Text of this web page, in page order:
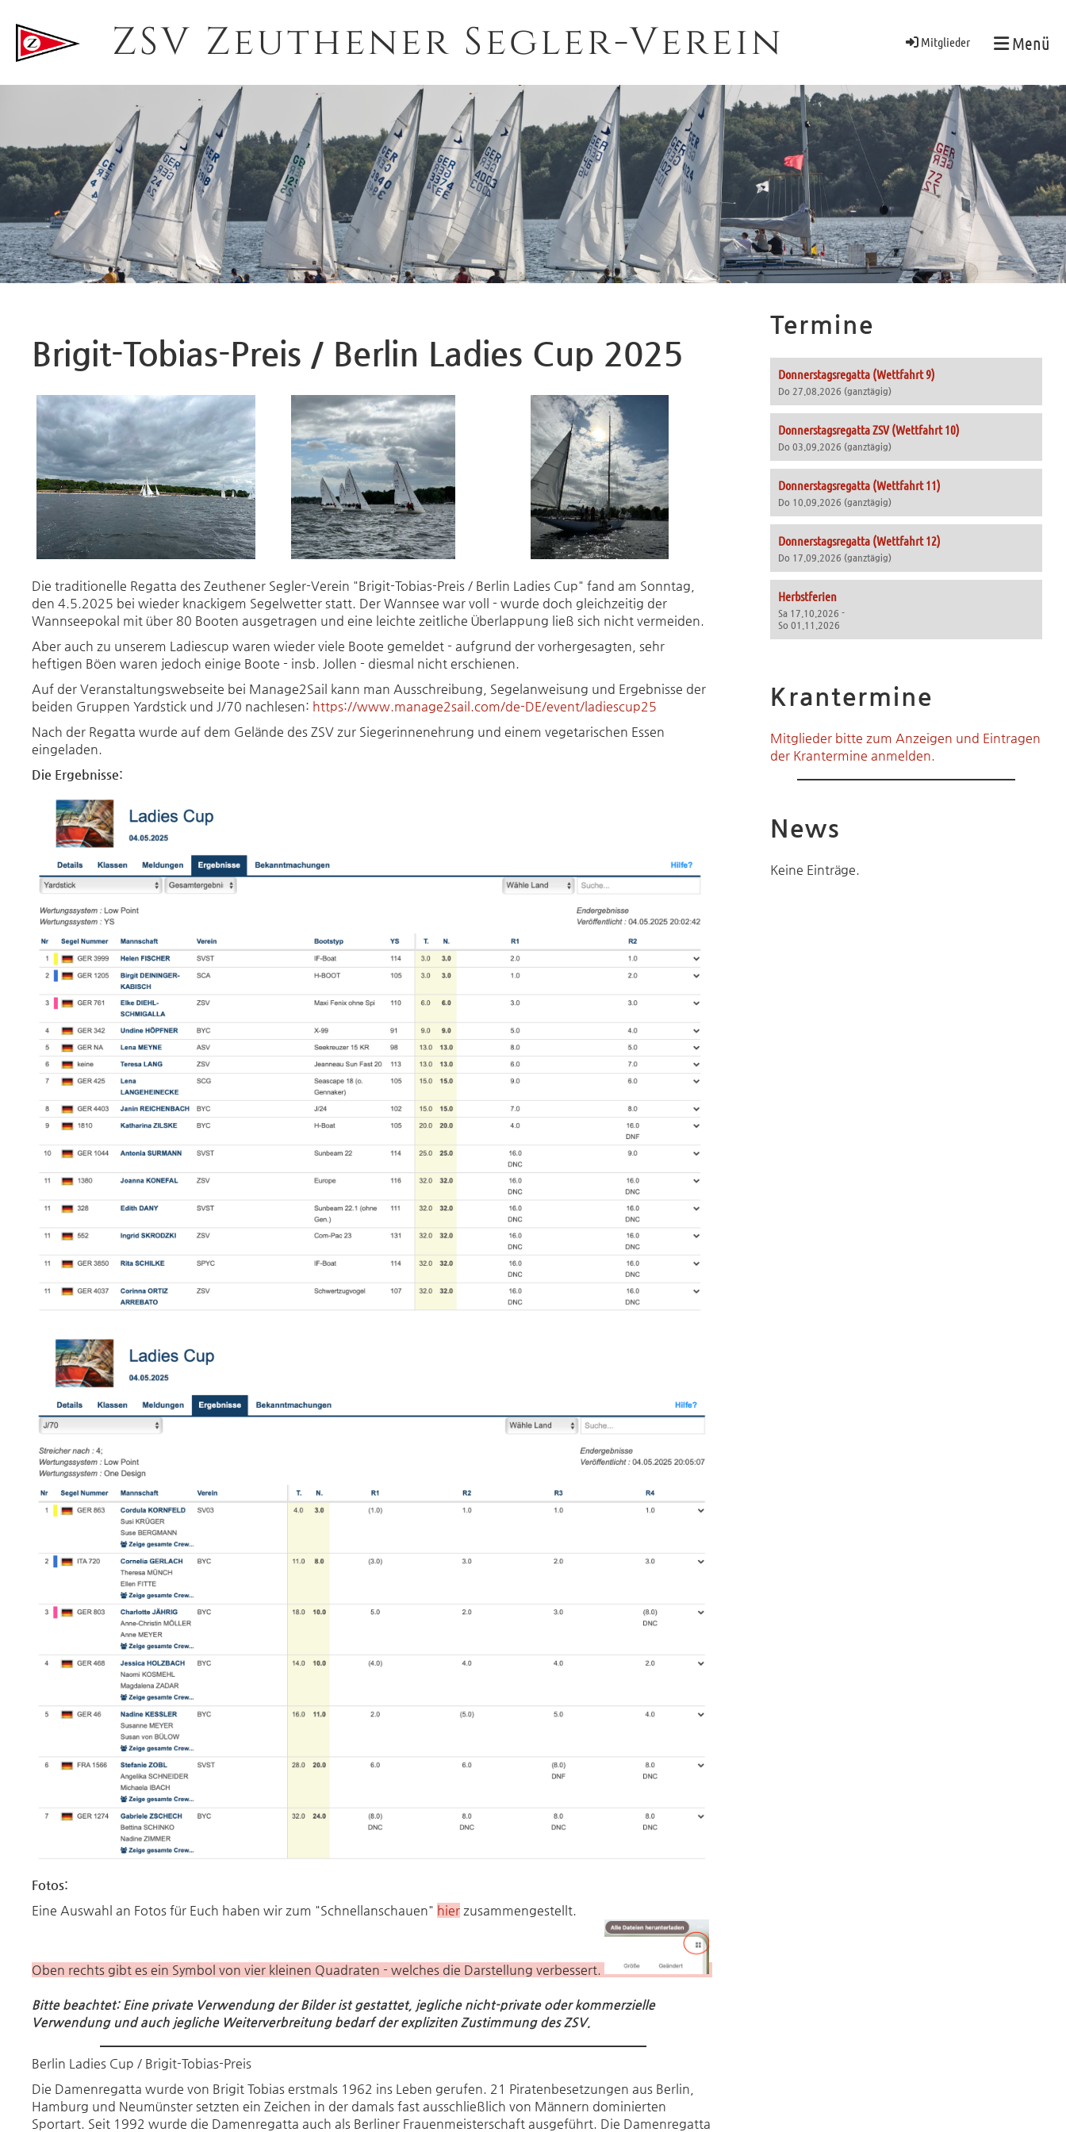
ZSV Zeuthener Segler-Verein Mitglieder Menü
Brigit-Tobias-Preis / Berlin Ladies Cup 2025
Die traditionelle Regatta des Zeuthener Segler-Verein "Brigit-Tobias-Preis / Berlin Ladies Cup" fand am Sonntag,
den 4.5.2025 bei wieder knackigem Segelwetter statt. Der Wannsee war voll - wurde doch gleichzeitig der
Wannseepokal mit über 80 Booten ausgetragen und eine leichte zeitliche Überlappung ließ sich nicht vermeiden.
Aber auch zu unserem Ladiescup waren wieder viele Boote gemeldet - aufgrund der vorhergesagten, sehr
heftigen Böen waren jedoch einige Boote - insb. Jollen - diesmal nicht erschienen.
Auf der Veranstaltungswebseite bei Manage2Sail kann man Ausschreibung, Segelanweisung und Ergebnisse der
beiden Gruppen Yardstick und J/70 nachlesen: https://www.manage2sail.com/de-DE/event/ladiescup25
Nach der Regatta wurde auf dem Gelände des ZSV zur Siegerinnenehrung und einem vegetarischen Essen
eingeladen.
Die Ergebnisse:
Fotos:
Eine Auswahl an Fotos für Euch haben wir zum "Schnellanschauen" hier zusammengestellt.
Oben rechts gibt es ein Symbol von vier kleinen Quadraten - welches die Darstellung verbessert.
Bitte beachtet: Eine private Verwendung der Bilder ist gestattet, jegliche nicht-private oder kommerzielle
Verwendung und auch jegliche Weiterverbreitung bedarf der expliziten Zustimmung des ZSV.
Berlin Ladies Cup / Brigit-Tobias-Preis
Die Damenregatta wurde von Brigit Tobias erstmals 1962 ins Leben gerufen. 21 Piratenbesetzungen aus Berlin,
Hamburg und Neumünster setzten ein Zeichen in der damals fast ausschließlich von Männern dominierten
Sportart. Seit 1992 wurde die Damenregatta auch als Berliner Frauenmeisterschaft ausgeführt. Die Damenregatta
Termine
Donnerstagsregatta (Wettfahrt 9)
Do 27.08.2026 (ganztägig)
Donnerstagsregatta ZSV (Wettfahrt 10)
Do 03.09.2026 (ganztägig)
Donnerstagsregatta (Wettfahrt 11)
Do 10.09.2026 (ganztägig)
Donnerstagsregatta (Wettfahrt 12)
Do 17.09.2026 (ganztägig)
Herbstferien
Sa 17.10.2026 -
So 01.11.2026
Krantermine
Mitglieder bitte zum Anzeigen und Eintragen
der Krantermine anmelden.
News
Keine Einträge.